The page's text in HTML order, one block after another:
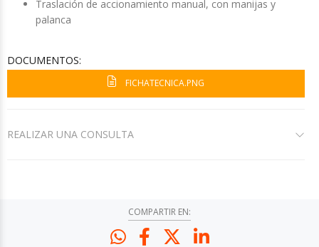
Traslación de accionamiento manual, con manijas y
palanca
DOCUMENTOS:
FICHATECNICA.PNG
REALIZAR UNA CONSULTA
COMPARTIR EN: